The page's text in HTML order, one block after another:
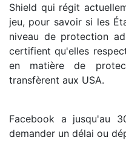
Shield qui régit
jeu, pour savoir si les
niveau de protection
certifient qu'elles
en matière de
transfèrent aux USA.
Facebook a jusqu'au
demander un délai ou